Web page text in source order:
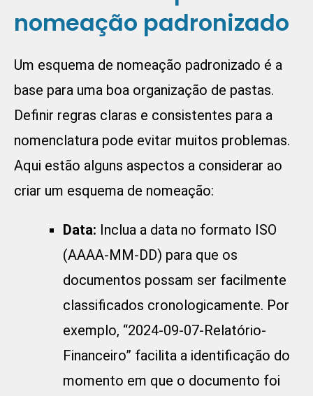
nomeação padronizado
Um esquema de nomeação padronizado é a
base para uma boa organização de pastas.
Definir regras claras e consistentes para a
nomenclatura pode evitar muitos problemas.
Aqui estão alguns aspectos a considerar ao
criar um esquema de nomeação:
Data: Inclua a data no formato ISO
(AAAA-MM-DD) para que os
documentos possam ser facilmente
classificados cronologicamente. Por
exemplo, “2024-09-07-Relatório-
Financeiro” facilita a identificação do
momento em que o documento foi